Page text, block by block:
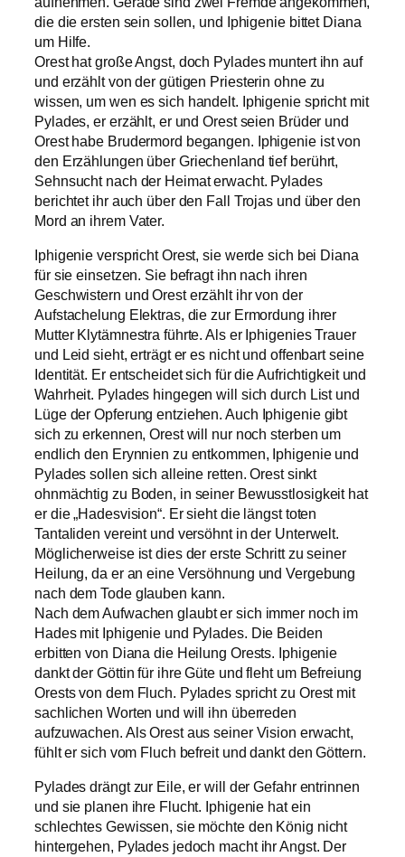
die die ersten sein sollen, und Iphigenie bittet Diana
um Hilfe.
Orest hat große Angst, doch Pylades muntert ihn auf
und erzählt von der gütigen Priesterin ohne zu
wissen, um wen es sich handelt. Iphigenie spricht mit
Pylades, er erzählt, er und Orest seien Brüder und
Orest habe Brudermord begangen. Iphigenie ist von
den Erzählungen über Griechenland tief berührt,
Sehnsucht nach der Heimat erwacht. Pylades
berichtet ihr auch über den Fall Trojas und über den
Mord an ihrem Vater.
Iphigenie verspricht Orest, sie werde sich bei Diana
für sie einsetzen. Sie befragt ihn nach ihren
Geschwistern und Orest erzählt ihr von der
Aufstachelung Elektras, die zur Ermordung ihrer
Mutter Klytämnestra führte. Als er Iphigenies Trauer
und Leid sieht, erträgt er es nicht und offenbart seine
Identität. Er entscheidet sich für die Aufrichtigkeit und
Wahrheit. Pylades hingegen will sich durch List und
Lüge der Opferung entziehen. Auch Iphigenie gibt
sich zu erkennen, Orest will nur noch sterben um
endlich den Erynnien zu entkommen, Iphigenie und
Pylades sollen sich alleine retten. Orest sinkt
ohnmächtig zu Boden, in seiner Bewusstlosigkeit hat
er die „Hadesvision“. Er sieht die längst toten
Tantaliden vereint und versöhnt in der Unterwelt.
Möglicherweise ist dies der erste Schritt zu seiner
Heilung, da er an eine Versöhnung und Vergebung
nach dem Tode glauben kann.
Nach dem Aufwachen glaubt er sich immer noch im
Hades mit Iphigenie und Pylades. Die Beiden
erbitten von Diana die Heilung Orests. Iphigenie
dankt der Göttin für ihre Güte und fleht um Befreiung
Orests von dem Fluch. Pylades spricht zu Orest mit
sachlichen Worten und will ihn überreden
aufzuwachen. Als Orest aus seiner Vision erwacht,
fühlt er sich vom Fluch befreit und dankt den Göttern.
Pylades drängt zur Eile, er will der Gefahr entrinnen
und sie planen ihre Flucht. Iphigenie hat ein
schlechtes Gewissen, sie möchte den König nicht
hintergehen, Pylades jedoch macht ihr Angst. Der